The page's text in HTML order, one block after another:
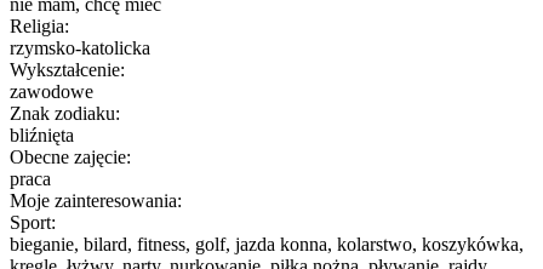
Religia:
rzymsko-katolicka
Wykształcenie:
zawodowe
Znak zodiaku:
bliźnięta
Obecne zajęcie:
praca
Moje zainteresowania:
Sport:
bieganie, bilard, fitness, golf, jazda konna, kolarstwo, koszykówka,